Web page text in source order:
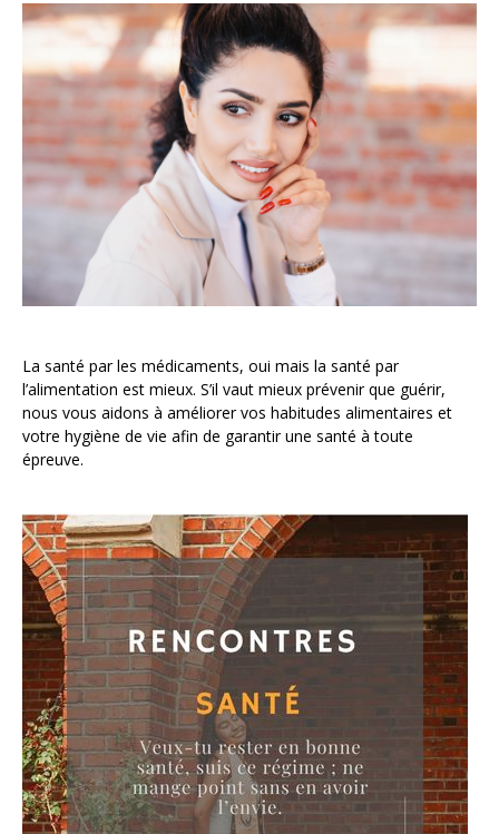
La santé par les médicaments, oui mais la santé par
l’alimentation est mieux. S’il vaut mieux prévenir que guérir,
nous vous aidons à améliorer vos habitudes alimentaires et
votre hygiène de vie afin de garantir une santé à toute
épreuve.